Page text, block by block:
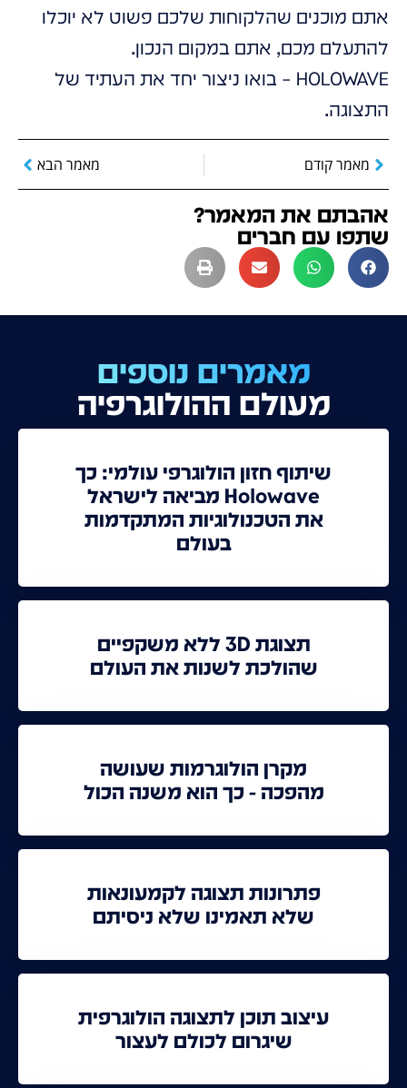
אתם מוכנים שהלקוחות שלכם פשוט לא יוכלו
להתעלם מכם, אתם במקום הנכון.
HOLOWAVE – בואו ניצור יחד את העתיד של
התצוגה.
מאמר קודם מאמר הבא
אהבתם את המאמר?
שתפו עם חברים
מאמרים נוספים
מעולם ההולוגרפיה
שיתוף חזון הולוגרפי עולמי: כך
Holowave מביאה לישראל
את הטכנולוגיות המתקדמות
בעולם
תצוגת 3D ללא משקפיים
שהולכת לשנות את העולם
מקרן הולוגרמות שעושה
מהפכה - כך הוא משנה הכול
פתרונות תצוגה לקמעונאות
שלא תאמינו שלא ניסיתם
עיצוב תוכן לתצוגה הולוגרפית
שיגרום לכולם לעצור